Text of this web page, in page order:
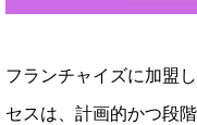
フランチャイズに加盟
セスは、計画的かつ段